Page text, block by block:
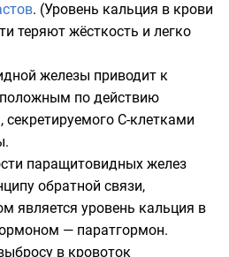
. (Уровень кальция в крови
теряют жёсткость и легко
железы приводит к
по действию
, секретируемого С-клетками
паращитовидных желез
обратной связи,
является уровень кальция в
— паратгормон.
в кровоток